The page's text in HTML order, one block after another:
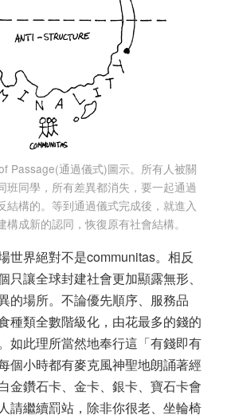
Passage(通過儀式)圖示。所有人被關
班同學，所有差異都消失，要一起通過
結構的。等到通過儀式完成後，就進入
成新的認同，恢復原有社會結構。
世界絕對不是communitas。相反
只讓全球封建社會更加顯露無形、
的場所。不論優先順序、服務品
種類全數階級化，由花最多的錢的
如此理所當然地奉行這「有錢即有
個小時都有麥克風神聖地朗誦著經
金鑽石卡、金卡、銀卡、寶石卡會
請繼續罰站，除非你很老、坐輪椅